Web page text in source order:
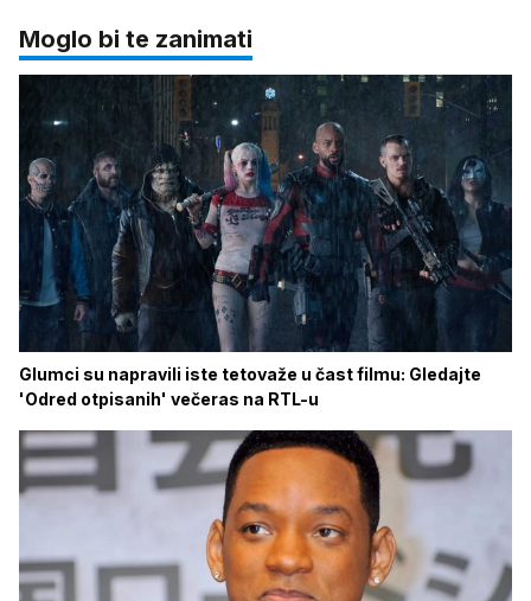
Moglo bi te zanimati
Glumci su napravili iste tetovaže u čast filmu: Gledajte
'Odred otpisanih' večeras na RTL-u